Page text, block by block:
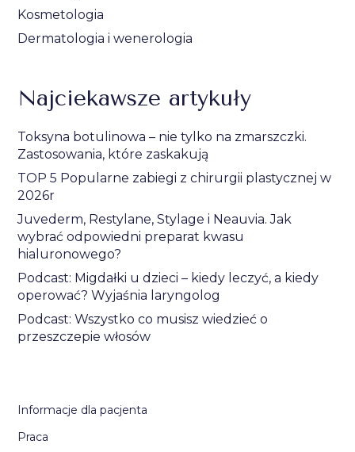
Kosmetologia
Dermatologia i wenerologia
Najciekawsze artykuły
Toksyna botulinowa – nie tylko na zmarszczki.
Zastosowania, które zaskakują
TOP 5 Popularne zabiegi z chirurgii plastycznej w
2026r
Juvederm, Restylane, Stylage i Neauvia. Jak
wybrać odpowiedni preparat kwasu
hialuronowego?
Podcast: Migdałki u dzieci – kiedy leczyć, a kiedy
operować? Wyjaśnia laryngolog
Podcast: Wszystko co musisz wiedzieć o
przeszczepie włosów
Informacje dla pacjenta
Praca